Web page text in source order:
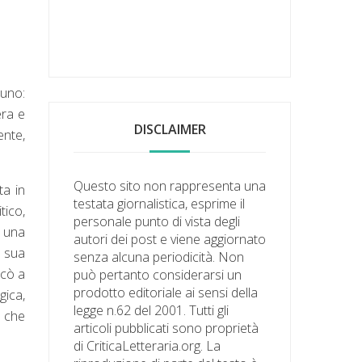
e
in
a
DISCLAIMER
Questo sito non rappresenta una
testata giornalistica, esprime il
personale punto di vista degli
autori dei post e viene aggiornato
senza alcuna periodicità. Non
può pertanto considerarsi un
prodotto editoriale ai sensi della
legge n.62 del 2001. Tutti gli
articoli pubblicati sono proprietà
di CriticaLetteraria.org. La